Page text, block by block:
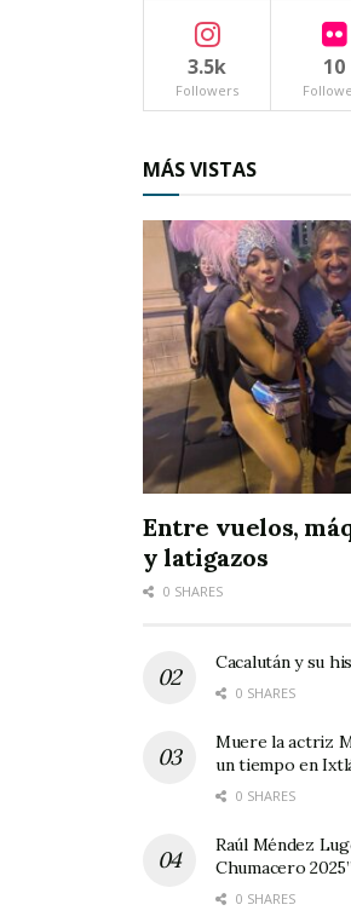
3.5k
Followers
10
MÁS VISTAS
Entre vuelos,
y latigazos
0 SHARES
Cacalután y su
0 SHARES
Muere la actriz
un tiempo en
0 SHARES
Raúl Méndez
Chumacero 2025”
0 SHARES